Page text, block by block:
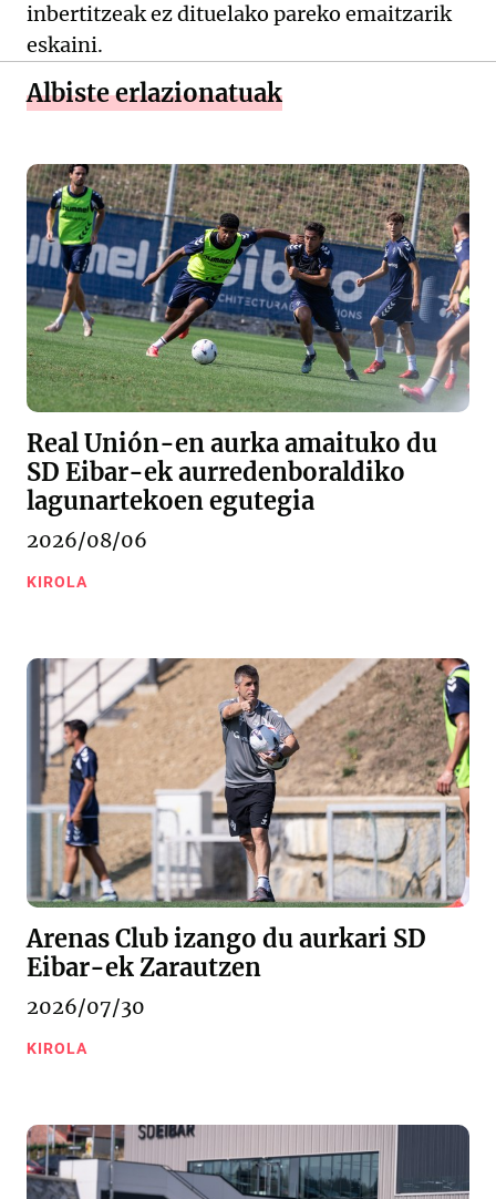
inbertitzeak ez dituelako pareko emaitzarik
eskaini.
Albiste erlazionatuak
Real Unión-en aurka amaituko du
SD Eibar-ek aurredenboraldiko
lagunartekoen egutegia
2026/08/06
KIROLA
Arenas Club izango du aurkari SD
Eibar-ek Zarautzen
2026/07/30
KIROLA